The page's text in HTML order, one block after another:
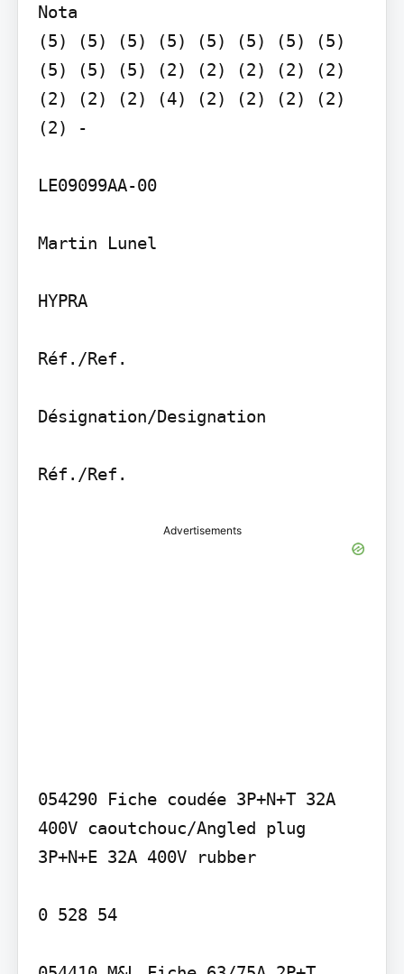
Nota
(5) (5) (5) (5) (5) (5) (5) (5)
(5) (5) (5) (2) (2) (2) (2) (2)
(2) (2) (2) (4) (2) (2) (2) (2)
(2) -
LE09099AA-00
Martin Lunel
HYPRA
Réf./Ref.
Désignation/Designation
Advertisements
054290 Fiche coudée 3P+N+T 32A
400V caoutchouc/Angled plug
3P+N+E 32A 400V rubber
0 528 54